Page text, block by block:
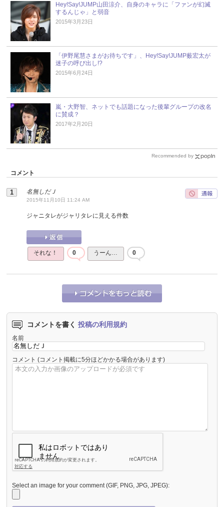
Hey!Say!JUMP山田涼介、自身のキャラに「ファンが幻滅
するんじゃ」と弱音
2015年3月23日
「伊野尾慧さまがお待ちです」、Hey!Say!JUMP薮宏太が
迷子の呼び出し!?
2015年6月24日
嵐・大野智、ネットでも話題になった後輩グループの改名
に賛成？
2017年2月20日
Recommended by
コメント
名無しだＪ
2015年11月10日 11:24 AM
ジャニタレがジャリタレに見える件数
それな！ 0 うーん… 0
コメントを書く 投稿の利用規約
名前
コメント (コメント掲載に5分ほどかかる場合があります)
Select an image for your comment (GIF, PNG, JPG, JPEG):